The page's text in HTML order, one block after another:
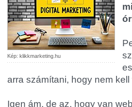
Kép: klikkmarketing.hu
arra számítani, hogy nem kell
Igen ám, de az, hogy van